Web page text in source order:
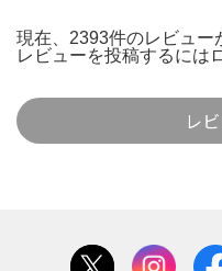
現在、2393件のレビュー
レビューを投稿するには
レ